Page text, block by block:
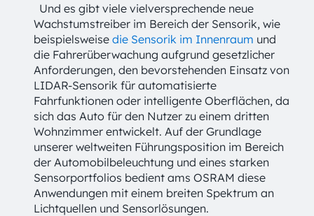
Und es gibt viele vielversprechende neue
Wachstumstreiber im Bereich der Sensorik, wie
beispielsweise die Sensorik im Innenraum und
die Fahrerüberwachung aufgrund gesetzlicher
Anforderungen, den bevorstehenden Einsatz von
LIDAR-Sensorik für automatisierte
Fahrfunktionen oder intelligente Oberflächen, da
sich das Auto für den Nutzer zu einem dritten
Wohnzimmer entwickelt. Auf der Grundlage
unserer weltweiten Führungsposition im Bereich
der Automobilbeleuchtung und eines starken
Sensorportfolios bedient ams OSRAM diese
Anwendungen mit einem breiten Spektrum an
Lichtquellen und Sensorlösungen.